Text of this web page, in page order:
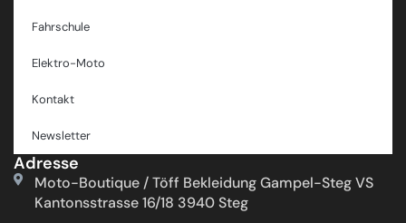
Fahrschule
Elektro-Moto
Kontakt
Newsletter
Adresse
Moto-Boutique / Töff Bekleidung Gampel-Steg VS
Kantonsstrasse 16/18 3940 Steg